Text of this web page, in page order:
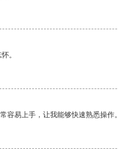
。
容易上手，让我能够快速熟悉操作。